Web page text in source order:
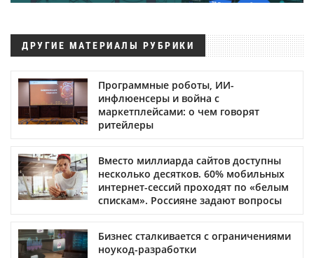
ДРУГИЕ МАТЕРИАЛЫ РУБРИКИ
Программные роботы, ИИ-
инфлюенсеры и война с
маркетплейсами: о чем говорят
ритейлеры
Вместо миллиарда сайтов доступны
несколько десятков. 60% мобильных
интернет-сессий проходят по «белым
спискам». Россияне задают вопросы
Бизнес сталкивается с ограничениями
ноукод-разработки